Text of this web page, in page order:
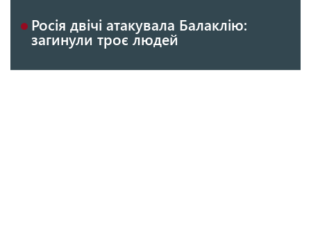
Росія двічі атакувала Балаклію:
загинули троє людей